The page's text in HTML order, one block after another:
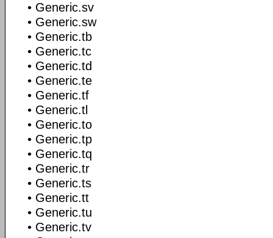
• Generic.sv
• Generic.sw
• Generic.tb
• Generic.tc
• Generic.td
• Generic.te
• Generic.tf
• Generic.tl
• Generic.to
• Generic.tp
• Generic.tq
• Generic.tr
• Generic.ts
• Generic.tt
• Generic.tu
• Generic.tv